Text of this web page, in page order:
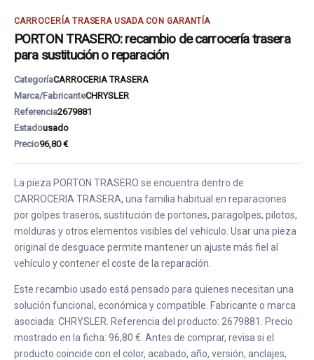
CARROCERÍA TRASERA USADA CON GARANTÍA
PORTON TRASERO: recambio de carrocería trasera
para sustitución o reparación
CategoríaCARROCERIA TRASERA
Marca/FabricanteCHRYSLER
Referencia2679881
Estadousado
Precio96,80 €
La pieza PORTON TRASERO se encuentra dentro de
CARROCERIA TRASERA, una familia habitual en reparaciones
por golpes traseros, sustitución de portones, paragolpes, pilotos,
molduras y otros elementos visibles del vehículo. Usar una pieza
original de desguace permite mantener un ajuste más fiel al
vehículo y contener el coste de la reparación.
Este recambio usado está pensado para quienes necesitan una
solución funcional, económica y compatible. Fabricante o marca
asociada: CHRYSLER. Referencia del producto: 2679881. Precio
mostrado en la ficha: 96,80 €. Antes de comprar, revisa si el
producto coincide con el color, acabado, año, versión, anclajes,